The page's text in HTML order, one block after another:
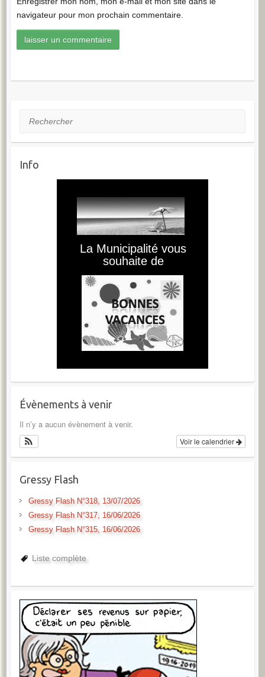
navigateur pour mon prochain commentaire.
Rechercher
Info
Évènements à venir
Il n’y a aucun évènement à venir.
Voir le calendrier
Gressy Flash
Gressy Flash N°318, 13/07/2026
Gressy Flash N°317, 16/06/2026
Gressy Flash N°315, 16/06/2026
Liste complète